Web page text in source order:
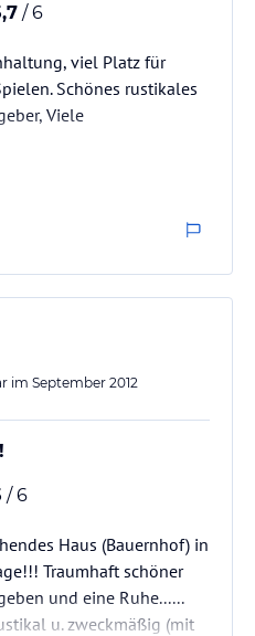
/ 6
viel Platz für
Schönes rustikales
Viele
aber das
Durch die vielen
Region kann man aber
im September 2012
/ 6
Haus (Bauernhof) in
Traumhaft schöner
und eine Ruhe......
u. zweckmäßig (mit